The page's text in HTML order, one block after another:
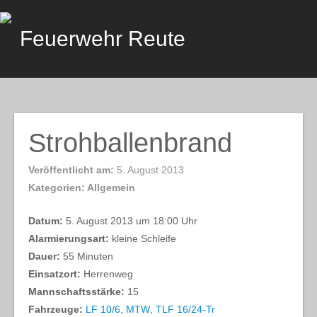
to
contentFeuerwehr Reute
Strohballenbrand
Veröffentlicht am: 5. August 2013
Kategorien: Allgemein
Datum: 5. August 2013 um 18:00 Uhr
Alarmierungsart: kleine Schleife
Dauer: 55 Minuten
Einsatzort: Herrenweg
Mannschaftsstärke: 15
Fahrzeuge: LF 10/6 MTW TLF 16/24-Tr